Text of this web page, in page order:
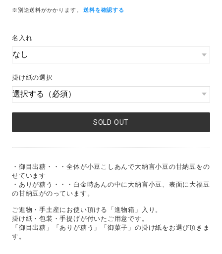
※別途送料がかかります。 送料を確認する
名入れ
掛け紙の選択
SOLD OUT
・御目出糖・・・全体が小豆こしあんで大納言小豆の甘納豆をの
せています
・ありが糖う・・・白金時あんの中に大納言小豆、表面に大福豆
の甘納豆がのっています。
ご進物・手土産にお使い頂ける「進物箱」入り。
掛け紙・包装・手提げが付いたご用意です。
「御目出糖」「ありが糖う」「御菓子」の掛け紙をお選び頂きま
す。